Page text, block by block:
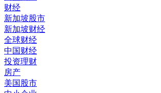
财经
新加坡股市
新加坡财经
全球财经
中国财经
投资理财
房产
美国股市